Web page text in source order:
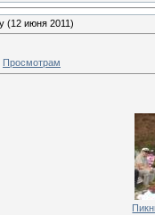
(12 июня 2011)
Просмотрам